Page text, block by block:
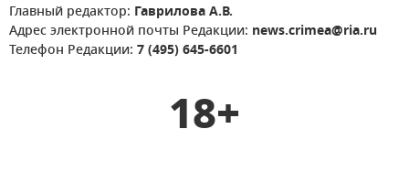
Главный редактор: Гаврилова А.В.
Адрес электронной почты Редакции: news.crimea@ria.ru
Телефон Редакции: 7 (495) 645-6601
18+